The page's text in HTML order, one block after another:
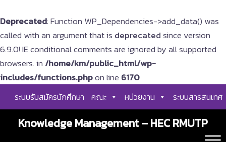
Deprecated: Function WP_Dependencies->add_data() was
called with an argument that is deprecatedsince version
6.9.0! IE conditional comments are ignored by all supported
browsers. in/home/km/public_html/wp-
includes/functions.phpon line 6170
content
ระบบรับสมัครนักศึกษา คณะ หน่วยงาน ระบบสารสนเทศ
Knowledge Management – HEC RMUTP